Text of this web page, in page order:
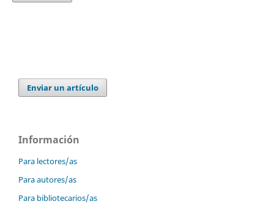
Enviar un artículo
Información
Para lectores/as
Para autores/as
Para bibliotecarios/as